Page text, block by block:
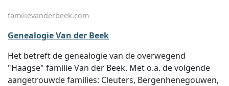
familievanderbeek.com
Genealogie Van der Beek
Het betreft de genealogie van de overwegend
"Haagse" familie Van der Beek. Met o.a. de volgende
aangetrouwde families: Cleuters, Bergenhenegouwen,